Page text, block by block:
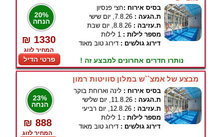
20%
הנחה
₪ 1330
המחיר לזוג
פרטי הדיל
בסיס אירוח :חצי פנסיון
ת.הגעה : 7.8.26, יום שישי
ת.עזיבה : 8.8.26, יום שבת
מספר לילות : 1 לילות
דירוג גולשים : דירוג טוב מאוד
נותרו חדרים אחרונים למבצע זה !
מבצע של אמצ``ש במלון סוויטות רמון
23%
הנחה
₪ 888
המחיר לזוג
בסיס אירוח : לינה וארוחת בוקר
ת.הגעה : 11.8.26, יום שלישי
ת.עזיבה : 12.8.26, יום רביעי
מספר לילות : 1 לילות
דירוג גולשים : דירוג טוב מאוד